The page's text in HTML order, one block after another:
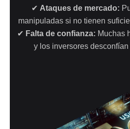
✔ Ataques de mercado:
manipuladas si no tienen
✔ Falta de confianza: Muchas
y los inversores